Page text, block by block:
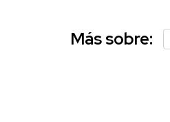
Más sobre: